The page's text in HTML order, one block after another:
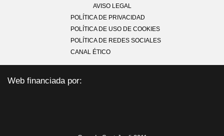
AVISO LEGAL
POLÍTICA DE PRIVACIDAD
POLÍTICA DE USO DE COOKIES
POLÍTICA DE REDES SOCIALES
CANAL ÉTICO
Web financiada por: